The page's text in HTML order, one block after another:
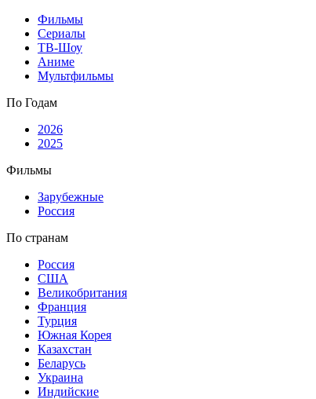
Фильмы
Сериалы
ТВ-Шоу
Аниме
Мультфильмы
По Годам
2026
2025
Фильмы
Зарубежные
Россия
По странам
Россия
США
Великобритания
Франция
Турция
Южная Корея
Казахстан
Беларусь
Украина
Индийские